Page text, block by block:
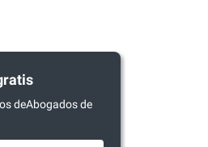
deAbogados de